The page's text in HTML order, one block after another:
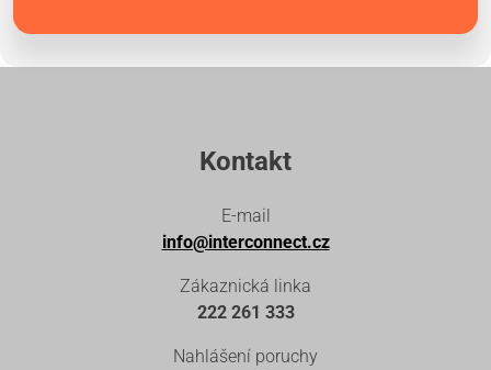
Kontakt
E-mail
info@interconnect.cz
Zákaznická linka
222 261 333
Nahlášení poruchy